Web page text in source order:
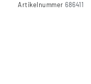
Artikelnummer 686411